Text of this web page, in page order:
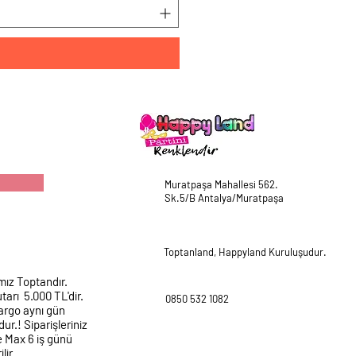
Toptandır.
5.000 TL'dir.
aynı gün
Siparişleriniz
Max 6 iş günü
Muratpaşa Mahallesi 562.
Sk.5/B Antalya/Muratpaşa
Toptanland, Happyland Kuruluşudur.
0850 532 1082